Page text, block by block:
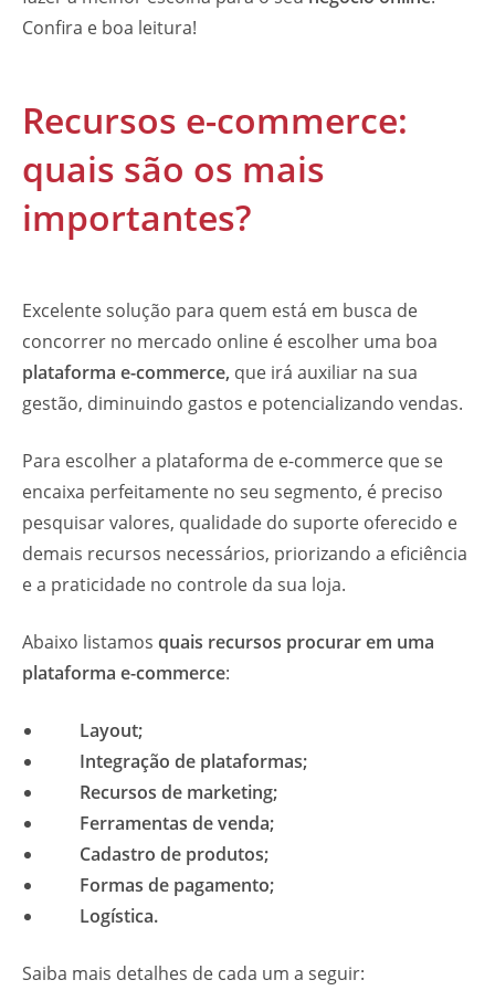
Confira e boa leitura!
Recursos e-commerce:
quais são os mais
importantes?
Excelente solução para quem está em busca de
concorrer no mercado online é escolher uma boa
plataforma e-commerce, que irá auxiliar na sua
gestão, diminuindo gastos e potencializando vendas.
Para escolher a plataforma de e-commerce que se
encaixa perfeitamente no seu segmento, é preciso
pesquisar valores, qualidade do suporte oferecido e
demais recursos necessários, priorizando a eficiência
e a praticidade no controle da sua loja.
Abaixo listamos quais recursos procurar em uma
plataforma e-commerce:
Layout;
Integração de plataformas;
Recursos de marketing;
Ferramentas de venda;
Cadastro de produtos;
Formas de pagamento;
Logística.
Saiba mais detalhes de cada um a seguir: